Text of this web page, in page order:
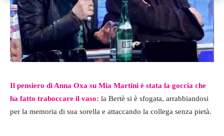
Il pensiero di Anna Oxa su Mia Martini è stata la goccia che
ha fatto traboccare il vaso: la Bertè si è sfogata, arrabbiandosi
per la memoria di sua sorella e attaccando la collega senza pietà.